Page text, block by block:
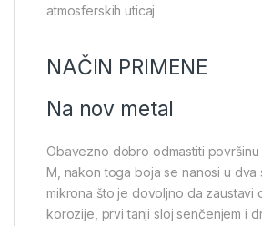
atmosferskih uticaj.
NAČIN PRIMENE
Na nov metal
Obavezno dobro odmastiti površinu
M, nakon toga boja se nanosi u dva
mikrona što je dovoljno da zaustavi
korozije, prvi tanji sloj senčenjem i